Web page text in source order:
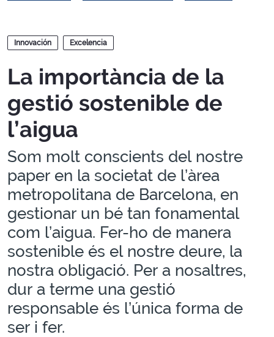
Blogs
Innovación Excelencia
La importància de la
gestió sostenible de
l’aigua
Som molt conscients del nostre
paper en la societat de l’àrea
metropolitana de Barcelona, en
gestionar un bé tan fonamental
com l’aigua. Fer-ho de manera
sostenible és el nostre deure, la
nostra obligació. Per a nosaltres,
dur a terme una gestió
responsable és l’única forma de
ser i fer.